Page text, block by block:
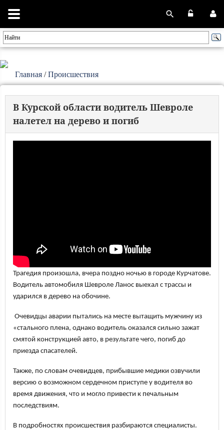
Главная /Происшествия
В Курской области водитель Шевроле
налетел на дерево и погиб
Трагедия произошла, вчера поздно ночью в городе Курчатове.
Водитель автомобиля Шевроле Ланос выехал с трассы и
ударился в дерево на обочине.
Очевидцы аварии пытались на меcте вытащить мужчину из
«стального плена, однако водитель оказался сильно зажат
смятой конструкцией авто, в результате чего, погиб до
приезда спасателей.
Также, по словам очевидцев, прибывшие медики озвучили
версию о возможном сердечном приступе у водителя во
время движения, что и могло привести к печальным
последствиям.
В подробностях происшествия разбираются специалисты.